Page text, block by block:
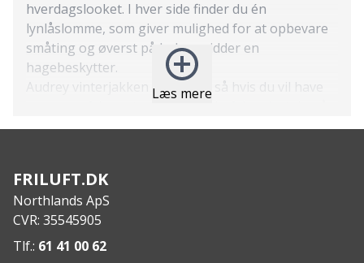
Læs mere
hverdagslooket. I hver side finder du én
lynlåslomme, som giver mulighed for at opbevare
småting og øverst på halsen sidder en
hagebeskytter.
Audrey vinterjakken er slim fit, så hvis du vil have
en størrelse op.
Vandafvisende og vindtæt
Hætte med kunstpels
Hagebeskytter
Tovejs-lynlås af imiteret læder
FRILUFT.DK
Northlands ApS
CVR: 35545905
Tlf.: 61 41 00 62